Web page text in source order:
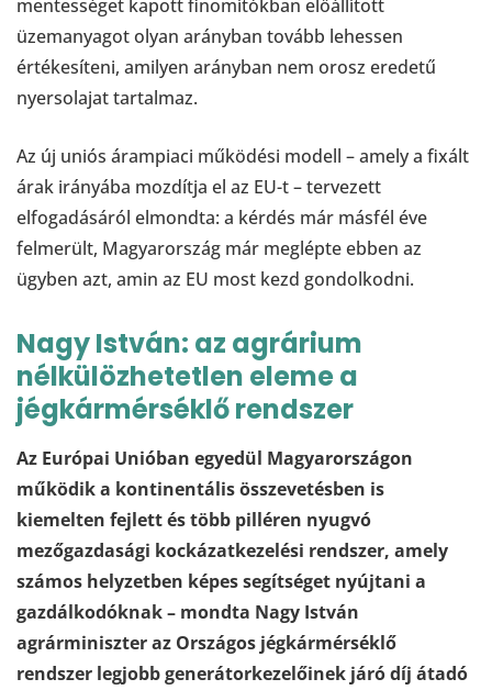
mentességet kapott finomítókban előállított
üzemanyagot olyan arányban tovább lehessen
értékesíteni, amilyen arányban nem orosz eredetű
nyersolajat tartalmaz.
Az új uniós árampiaci működési modell – amely a fixált
árak irányába mozdítja el az EU-t – tervezett
elfogadásáról elmondta: a kérdés már másfél éve
felmerült, Magyarország már meglépte ebben az
ügyben azt, amin az EU most kezd gondolkodni.
Nagy István: az agrárium
nélkülözhetetlen eleme a
jégkármérséklő rendszer
Az Európai Unióban egyedül Magyarországon
működik a kontinentális összevetésben is
kiemelten fejlett és több pilléren nyugvó
mezőgazdasági kockázatkezelési rendszer, amely
számos helyzetben képes segítséget nyújtani a
gazdálkodóknak – mondta Nagy István
agrárminiszter az Országos jégkármérséklő
rendszer legjobb generátorkezelőinek járó díj átadó